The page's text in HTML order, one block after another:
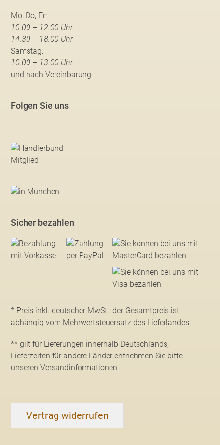
Mo, Do, Fr:
10.00 – 12.00 Uhr
14.30 – 18.00 Uhr
Samstag:
10.00 – 13.00 Uhr
und nach Vereinbarung
Folgen Sie uns
Sicher bezahlen
* Preis inkl. deutscher MwSt.; der Gesamtpreis ist
abhängig vom Mehrwertsteuersatz des Lieferlandes.
** gilt für Lieferungen innerhalb Deutschlands,
Lieferzeiten für andere Länder entnehmen Sie bitte
unseren Versandinformationen.
Vertrag widerrufen